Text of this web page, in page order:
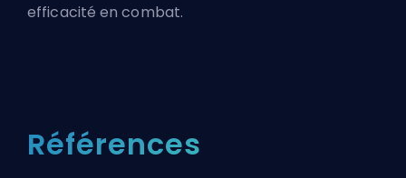
efficacité en combat.
Références